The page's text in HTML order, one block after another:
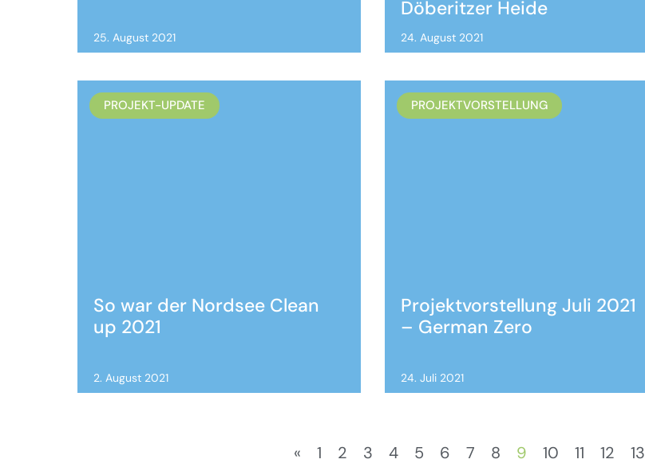
25. August 2021
Döberitzer Heide
24. August 2021
PROJEKT-UPDATE
So war der Nordsee Clean
up 2021
2. August 2021
PROJEKTVORSTELLUNG
Projektvorstellung Juli 2021
– German Zero
24. Juli 2021
« 1 2 3 4 5 6 7 8 9 10 11 12 13